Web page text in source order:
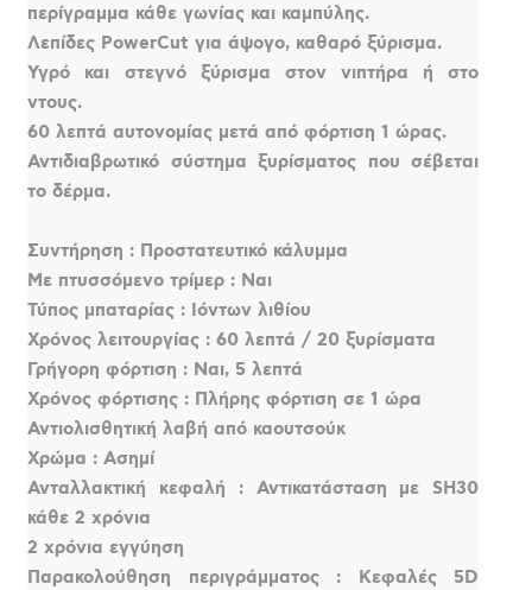
περίγραμμα κάθε γωνίας και καμπύλης.
Λεπίδες PowerCut για άψογο, καθαρό ξύρισμα.
Υγρό και στεγνό ξύρισμα στον νιπτήρα ή στο
ντους.
60 λεπτά αυτονομίας μετά από φόρτιση 1 ώρας.
Αντιδιαβρωτικό σύστημα ξυρίσματος που σέβεται
το δέρμα.
Συντήρηση : Προστατευτικό κάλυμμα
Με πτυσσόμενο τρίμερ : Ναι
Τύπος μπαταρίας : Ιόντων λιθίου
Χρόνος λειτουργίας : 60 λεπτά / 20 ξυρίσματα
Γρήγορη φόρτιση : Ναι, 5 λεπτά
Χρόνος φόρτισης : Πλήρης φόρτιση σε 1 ώρα
Αντιολισθητική λαβή από καουτσούκ
Χρώμα : Ασημί
Ανταλλακτική κεφαλή : Αντικατάσταση με SH30
κάθε 2 χρόνια
2 χρόνια εγγύηση
Παρακολούθηση περιγράμματος : Κεφαλές 5D